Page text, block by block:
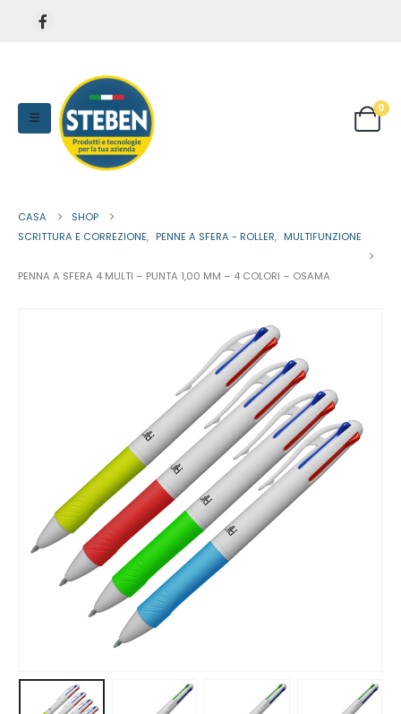
0
CASA
SHOP
SCRITTURA E CORREZIONE, PENNE A SFERA - ROLLER, MULTIFUNZIONE
PENNA A SFERA 4 MULTI – PUNTA 1,00 MM – 4 COLORI – OSAMA